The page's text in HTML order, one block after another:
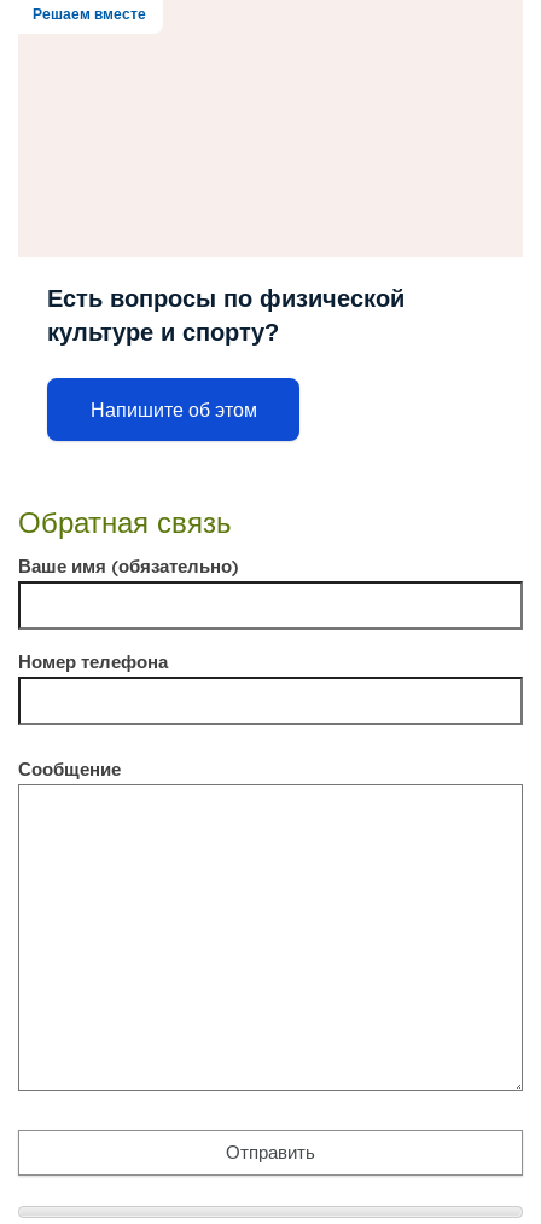
Решаем вместе
Есть вопросы по физической
культуре и спорту?
Напишите об этом
Обратная связь
Ваше имя (обязательно)
Номер телефона
Сообщение